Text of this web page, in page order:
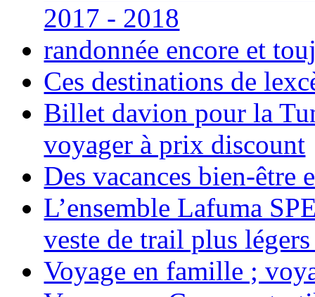
2017 - 2018
randonnée encore et
Ces destinations de
Billet davion pour la
voyager à prix discount
Des vacances bien-être
L’ensemble Lafuma
veste de trail plus
Voyage en famille ;